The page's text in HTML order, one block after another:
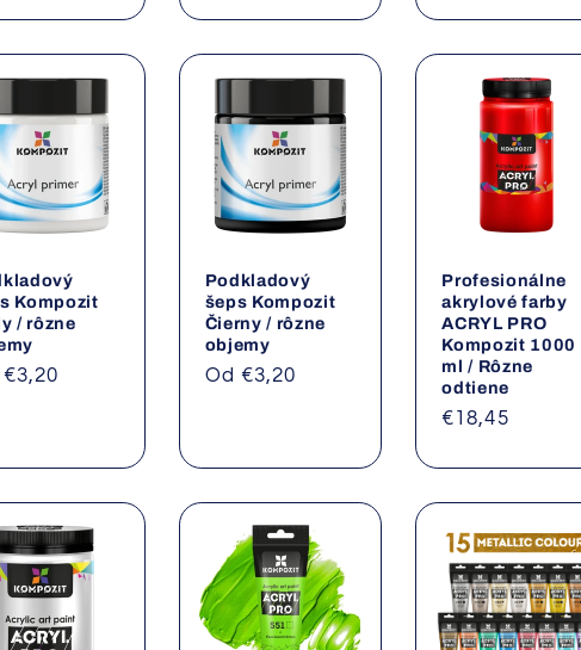
Kompozit
/ rôzne
Podkladový
šeps Kompozit
Čierny / rôzne
objemy
Normálna
Od €3,20
Profesionálne
akrylové farby
ACRYL PRO
Kompozit 1000
ml / Rôzne
odtiene
Normálna
€18,45